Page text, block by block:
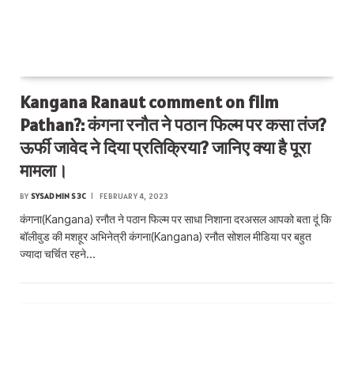
Kangana Ranaut comment on film
Pathan?: कंगना रनौत ने पठान फिल्म पर कसा तंज?
ऊर्फी जावेद ने दिया प्रतिक्रिया? जानिए क्या है पूरा
मामला।
BY SYSADMIN S3C FEBRUARY 4, 2023
कंगना(Kangana) रनौत ने पठान फिल्म पर साधा निशाना दरअसल आपको बता दूं कि
बॉलीवुड की मशहूर अभिनेत्री कंगना(Kangana) रनौत सोशल मीडिया पर बहुत
ज्यादा चर्चित रहने…